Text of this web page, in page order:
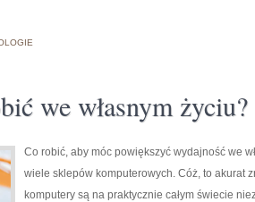
we własnym życiu?
Co robić, aby móc powiększyć wydajność we
wiele sklepów komputerowych. Cóż, to akurat
komputery są na praktycznie całym świecie